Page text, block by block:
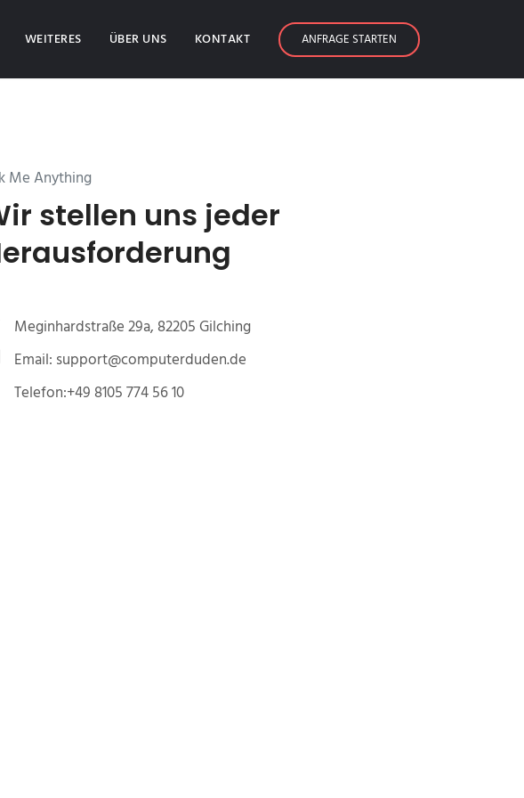
WEITERES ÜBER UNS KONTAKT ANFRAGE STARTEN
Me Anything
stellen uns jeder
Meginhardstraße 29a, 82205 Gilching
Email: support@computerduden.de
Telefon:+49 8105 774 56 10